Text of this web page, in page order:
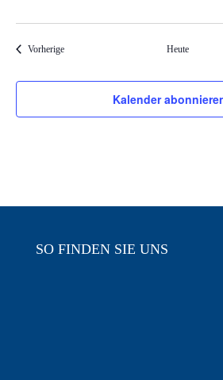
VorherigeVeranstaltungen Heute
Kalender
SO FINDEN SIE UNS